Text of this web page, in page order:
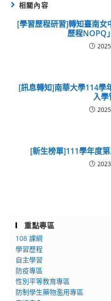
相關內容
[學習歷程研習]轉知臺南女
歷程NOPQ
[訊息轉知]南華大學114學
入學
[新生榜單]111學年度
重點專區
108 課綱
學習歷程
自主學習
防疫專區
性別平等教育專區
防制學生藥物濫用專區